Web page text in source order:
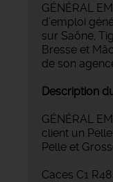
GÉNÉRAL
d’emploi
sur Saône,
Bresse et
de son
Description
GÉNÉRAL
client un
Pelle et
Caces C1